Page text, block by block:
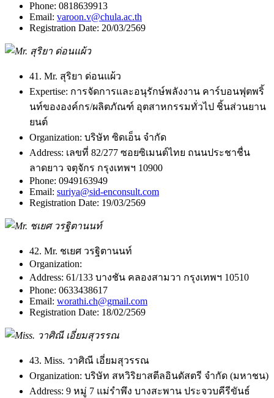
Phone: 0818639913
Email: varoon.v@chula.ac.th
Registration Date: 20/03/2569
41. Mr. สุริยา ด่อนแผ้ว
Expertise: การจัดการและอนุรักษ์พลังงาน คาร์บอนฟุตพริ้
นท์ขององค์กร/ผลิตภัณฑ์ อุตสาหกรรมทั่วไป ชิ้นส่วนยาน
ยนต์
Organization: บริษัท ซิดเอ็น จำกัด
Address: เลขที่ 82/277 ซอยซิเมนต์ไทย ถนนประชาชื่น
ลาดยาว จตุจักร กรุงเทพฯ 10900
Phone: 0949163949
Email: suriya@sid-enconsult.com
Registration Date: 19/03/2569
42. Mr. ชเยศ วรฐิตานนท์
Organization:
Address: 61/133 บางชัน คลองสามวา กรุงเทพฯ 10510
Phone: 0633438617
Email: worathi.ch@gmail.com
Registration Date: 18/02/2569
43. Miss. วาศิณี เอี่ยมสุวรรณ
Organization: บริษัท สหวิริยาสตีลอินดัสตรี จำกัด (มหาชน)
Address: 9 หมู่ 7 แม่รำพึง บางสะพาน ประจวบคีรีขันธ์